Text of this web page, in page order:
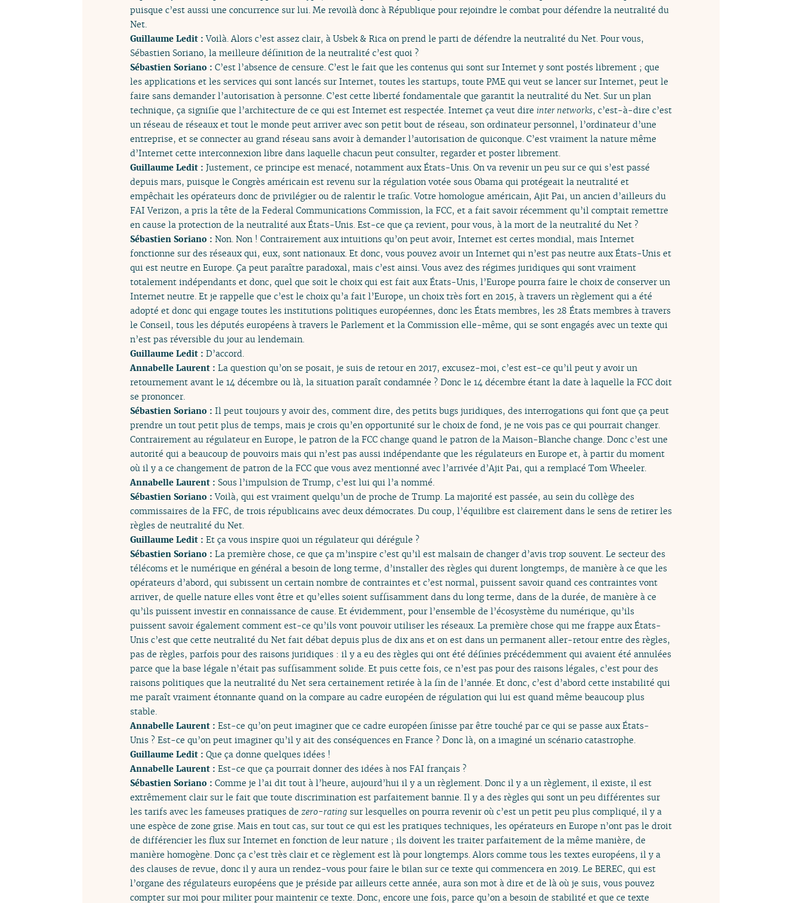
puisque c’est aussi une concurrence sur lui. Me revoilà donc à République pour rejoindre le combat pour défendre la neutralité du
Net.
Guillaume Ledit :Voilà. Alors c’est assez clair, à Usbek & Rica on prend le parti de défendre la neutralité du Net. Pour vous,
Sébastien Soriano, la meilleure définition de la neutralité c’est quoi ?
Sébastien Soriano : C’est l’absence de censure. C’est le fait que les contenus qui sont sur Internet y sont postés librement ; que
les applications et les services qui sont lancés sur Internet, toutes les startups, toute PME qui veut se lancer sur Internet, peut le
faire sans demander l’autorisation à personne. C’est cette liberté fondamentale que garantit la neutralité du Net. Sur un plan
technique, ça signifie que l’architecture de ce qui est Internet est respectée. Internet ça veut dire inter networks, c’est-à-dire c’est
un réseau de réseaux et tout le monde peut arriver avec son petit bout de réseau, son ordinateur personnel, l’ordinateur d’une
entreprise, et se connecter au grand réseau sans avoir à demander l’autorisation de quiconque. C’est vraiment la nature même
d’Internet cette interconnexion libre dans laquelle chacun peut consulter, regarder et poster librement.
Guillaume Ledit : Justement, ce principe est menacé, notamment aux États-Unis. On va revenir un peu sur ce qui s’est passé
depuis mars, puisque le Congrès américain est revenu sur la régulation votée sous Obama qui protégeait la neutralité et
empêchait les opérateurs donc de privilégier ou de ralentir le trafic. Votre homologue américain, Ajit Pai, un ancien d’ailleurs du
FAI Verizon, a pris la tête de la Federal Communications Commission, la FCC, et a fait savoir récemment qu’il comptait remettre
en cause la protection de la neutralité aux États-Unis. Est-ce que ça revient, pour vous, à la mort de la neutralité du Net ?
Sébastien Soriano : Non. Non ! Contrairement aux intuitions qu’on peut avoir, Internet est certes mondial, mais Internet
fonctionne sur des réseaux qui, eux, sont nationaux. Et donc, vous pouvez avoir un Internet qui n’est pas neutre aux États-Unis et
qui est neutre en Europe. Ça peut paraître paradoxal, mais c’est ainsi. Vous avez des régimes juridiques qui sont vraiment
totalement indépendants et donc, quel que soit le choix qui est fait aux États-Unis, l’Europe pourra faire le choix de conserver un
Internet neutre. Et je rappelle que c’est le choix qu’a fait l’Europe, un choix très fort en 2015, à travers un règlement qui a été
adopté et donc qui engage toutes les institutions politiques européennes, donc les États membres, les 28 États membres à travers
le Conseil, tous les députés européens à travers le Parlement et la Commission elle-même, qui se sont engagés avec un texte qui
n’est pas réversible du jour au lendemain.
Guillaume Ledit : D’accord.
Annabelle Laurent : La question qu’on se posait, je suis de retour en 2017, excusez-moi, c’est est-ce qu’il peut y avoir un
retournement avant le 14 décembre ou là, la situation paraît condamnée ? Donc le 14 décembre étant la date à laquelle la FCC doit
se prononcer.
Sébastien Soriano : Il peut toujours y avoir des, comment dire, des petits bugs juridiques, des interrogations qui font que ça peut
prendre un tout petit plus de temps, mais je crois qu’en opportunité sur le choix de fond, je ne vois pas ce qui pourrait changer.
Contrairement au régulateur en Europe, le patron de la FCC change quand le patron de la Maison-Blanche change. Donc c’est une
autorité qui a beaucoup de pouvoirs mais qui n’est pas aussi indépendante que les régulateurs en Europe et, à partir du moment
où il y a ce changement de patron de la FCC que vous avez mentionné avec l’arrivée d’Ajit Pai, qui a remplacé Tom Wheeler.
Annabelle Laurent : Sous l’impulsion de Trump, c’est lui qui l’a nommé.
Sébastien Soriano :Voilà, qui est vraiment quelqu’un de proche de Trump. La majorité est passée, au sein du collège des
commissaires de la FFC, de trois républicains avec deux démocrates. Du coup, l’équilibre est clairement dans le sens de retirer les
règles de neutralité du Net.
Guillaume Ledit : Et ça vous inspire quoi un régulateur qui dérégule ?
Sébastien Soriano : La première chose, ce que ça m’inspire c’est qu’il est malsain de changer d’avis trop souvent. Le secteur des
télécoms et le numérique en général a besoin de long terme, d’installer des règles qui durent longtemps, de manière à ce que les
opérateurs d’abord, qui subissent un certain nombre de contraintes et c’est normal, puissent savoir quand ces contraintes vont
arriver, de quelle nature elles vont être et qu’elles soient suffisamment dans du long terme, dans de la durée, de manière à ce
qu’ils puissent investir en connaissance de cause. Et évidemment, pour l’ensemble de l’écosystème du numérique, qu’ils
puissent savoir également comment est-ce qu’ils vont pouvoir utiliser les réseaux. La première chose qui me frappe aux États-
Unis c’est que cette neutralité du Net fait débat depuis plus de dix ans et on est dans un permanent aller-retour entre des règles,
pas de règles, parfois pour des raisons juridiques : il y a eu des règles qui ont été définies précédemment qui avaient été annulées
parce que la base légale n’était pas suffisamment solide. Et puis cette fois, ce n’est pas pour des raisons légales, c’est pour des
raisons politiques que la neutralité du Net sera certainement retirée à la fin de l’année. Et donc, c’est d’abord cette instabilité qui
me paraît vraiment étonnante quand on la compare au cadre européen de régulation qui lui est quand même beaucoup plus
stable.
Annabelle Laurent : Est-ce qu’on peut imaginer que ce cadre européen finisse par être touché par ce qui se passe aux États-
Unis ? Est-ce qu’on peut imaginer qu’il y ait des conséquences en France ? Donc là, on a imaginé un scénario catastrophe.
Guillaume Ledit : Que ça donne quelques idées !
Annabelle Laurent : Est-ce que ça pourrait donner des idées à nos FAI français ?
Sébastien Soriano : Comme je l’ai dit tout à l’heure, aujourd’hui il y a un règlement. Donc il y a un règlement, il existe, il est
extrêmement clair sur le fait que toute discrimination est parfaitement bannie. Il y a des règles qui sont un peu différentes sur
les tarifs avec les fameuses pratiques de zero-rating sur lesquelles on pourra revenir où c’est un petit peu plus compliqué, il y a
une espèce de zone grise. Mais en tout cas, sur tout ce qui est les pratiques techniques, les opérateurs en Europe n’ont pas le droit
de différencier les flux sur Internet en fonction de leur nature ; ils doivent les traiter parfaitement de la même manière, de
manière homogène. Donc ça c’est très clair et ce règlement est là pour longtemps. Alors comme tous les textes européens, il y a
des clauses de revue, donc il y aura un rendez-vous pour faire le bilan sur ce texte qui commencera en 2019. Le BEREC, qui est
l’organe des régulateurs européens que je préside par ailleurs cette année, aura son mot à dire et de là où je suis, vous pouvez
compter sur moi pour militer pour maintenir ce texte. Donc, encore une fois, parce qu’on a besoin de stabilité et que ce texte